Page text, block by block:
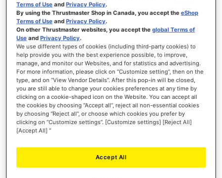
LISTA
DE
DESEJOS
VISTA
Terms of Use andPrivacy Policy.
By using the Thrustmaster Shop in Canada, you accept theeShop
Terms of Use andPrivacy Policy.
On other Thrustmaster websites, you accept theglobal Terms of
Use andPrivacy Policy.
We use different types of cookies (including third-party cookies) to
help provide you with the best experience possible, to improve,
manage, and monitor our Websites, and for statistics and advertising.
For more information, please click on “Customize setting”, then on the
type, and on “View Vendor Details”. After this pop-in will be closed,
you are still able to change your cookies preferences at any time by
clicking on a cookie-shaped icon on the Website. You can accept all
the cookies by choosing “Accept all”, reject all non-essential cookies
by choosing “Reject all”, or choose which cookies you prefer by
clicking on “Customize settings”. [Customize settings] [Reject All]
[Accept All] ”
Accept All